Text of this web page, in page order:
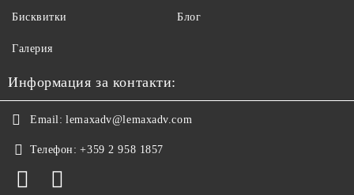
Бисквитки Блог
Галерия
Информация за контакти:
Email: lemaxadv@lemaxadv.com
Телефон: +359 2 958 1857